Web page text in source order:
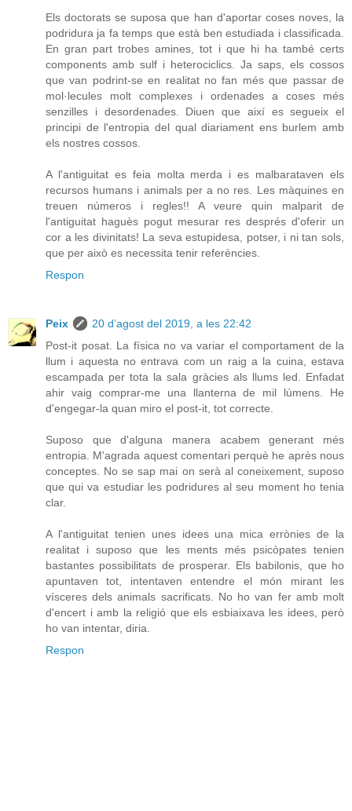
Els doctorats se suposa que han d'aportar coses noves, la
podridura ja fa temps que està ben estudiada i classificada.
En gran part trobes amines, tot i que hi ha també certs
components amb sulf i heterociclics. Ja saps, els cossos
que van podrint-se en realitat no fan més que passar de
mol·lecules molt complexes i ordenades a coses més
senzilles i desordenades. Diuen que així es segueix el
principi de l'entropia del qual diariament ens burlem amb
els nostres cossos.
A l'antiguitat es feia molta merda i es malbarataven els
recursos humans i animals per a no res. Les màquines en
treuen números i regles!! A veure quin malparit de
l'antiguitat haguès pogut mesurar res després d'oferir un
cor a les divinitats! La seva estupidesa, potser, i ni tan sols,
que per això es necessita tenir referències.
Respon
Peix
20 d’agost del 2019, a les 22:42
Post-it posat. La física no va variar el comportament de la
llum i aquesta no entrava com un raig a la cuina, estava
escampada per tota la sala gràcies als llums led. Enfadat
ahir vaig comprar-me una llanterna de mil lúmens. He
d'engegar-la quan miro el post-it, tot correcte.
Suposo que d'alguna manera acabem generant més
entropia. M'agrada aquest comentari perquè he après nous
conceptes. No se sap mai on serà al coneixement, suposo
que qui va estudiar les podridures al seu moment ho tenia
clar.
A l'antiguitat tenien unes idees una mica errònies de la
realitat i suposo que les ments més psicòpates tenien
bastantes possibilitats de prosperar. Els babilonis, que ho
apuntaven tot, intentaven entendre el món mirant les
vísceres dels animals sacrificats. No ho van fer amb molt
d'encert i amb la religió que els esbiaixava les idees, però
ho van intentar, diria.
Respon